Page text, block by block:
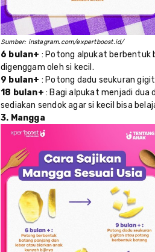
Sumber: instagram.com/expertboost.id/
6 bulan+ : Potong alpukat berbentuk
digenggam oleh si kecil.
9 bulan+ : Potong dadu seukuran
18 bulan+ : Bagi alpukat menjadi dua
sediakan sendok agar si kecil bisa
3. Mangga